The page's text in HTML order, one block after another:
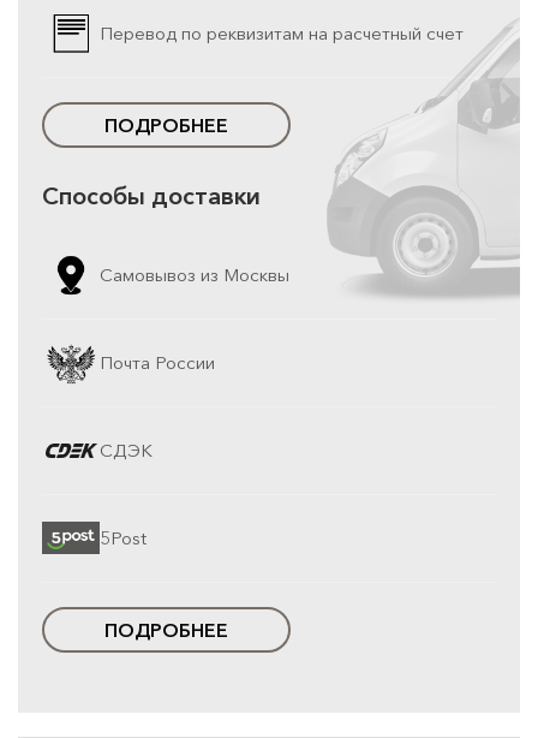
Перевод по реквизитам на расчетный счет
ПОДРОБНЕЕ
Способы доставки
Самовывоз из Москвы
Почта России
СДЭК
5Post
ПОДРОБНЕЕ